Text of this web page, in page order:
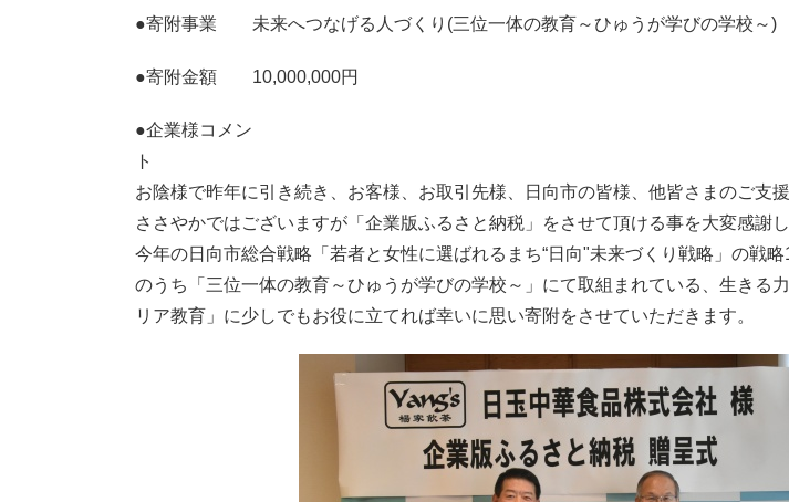
●寄附事業 未来へつなげる人づくり(三位一体の教育～ひゅうが学びの学校～)
●寄附金額 10,000,000円
●企業様コメン
お陰様で昨年に引き続き、お客様、お取引先様、日向市の皆様、他皆さまのご支
ささやかではございますが「企業版ふるさと納税」をさせて頂ける事を大変感謝し
今年の日向市総合戦略「若者と女性に選ばれるまち“日向"未来づくり戦略」の戦略
のうち「三位一体の教育～ひゅうが学びの学校～」にて取組まれている、生きる
リア教育」に少しでもお役に立てれば幸いに思い寄附をさせていただきます。